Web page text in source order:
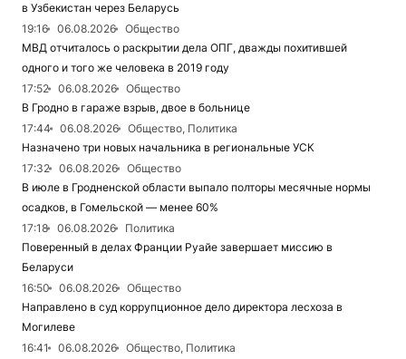
в Узбекистан через Беларусь
19:16
06.08.2026
Общество
МВД отчиталось о раскрытии дела ОПГ, дважды похитившей
одного и того же человека в 2019 году
17:52
06.08.2026
Общество
В Гродно в гараже взрыв, двое в больнице
17:44
06.08.2026
Общество, Политика
Назначено три новых начальника в региональные УСК
17:32
06.08.2026
Общество
В июле в Гродненской области выпало полторы месячные нормы
осадков, в Гомельской — менее 60%
17:18
06.08.2026
Политика
Поверенный в делах Франции Руайе завершает миссию в
Беларуси
16:50
06.08.2026
Общество
Направлено в суд коррупционное дело директора лесхоза в
Могилеве
16:41
06.08.2026
Общество, Политика